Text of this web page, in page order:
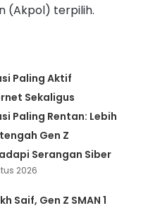
(Akpol) terpilih.
Paling Aktif
Sekaligus
Paling Rentan: Lebih
Gen Z
Serangan Siber
2026
Saif, Gen Z SMAN 1